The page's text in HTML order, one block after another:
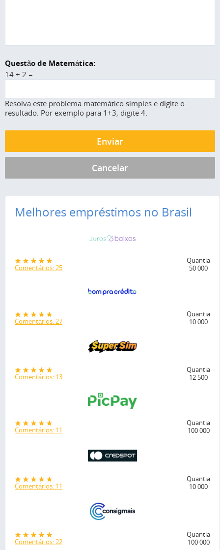
Questão de Matemática:
14 + 2 =
Resolva este problema matemático simples e digite o
resultado. Por exemplo para 1+3, digite 4.
Melhores empréstimos no Brasil
Comentários: 25
Quantia
50 000
Comentários: 27
Quantia
10 000
Comentários: 13
Quantia
12 500
Comentários: 11
Quantia
100 000
Comentários: 11
Quantia
10 000
Comentários: 22
Quantia
100 000